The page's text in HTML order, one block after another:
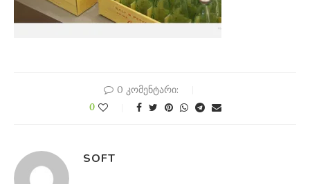
0 კომენტარი:
0
SOFT